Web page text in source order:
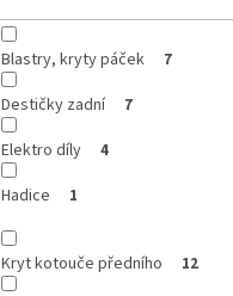
Blastry, kryty páček 7
Destičky zadní 7
Elektro díly 4
Hadice 1
Kryt kotouče předního 12